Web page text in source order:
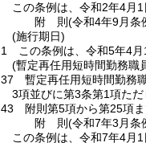
この条例は、令和2年4月1
附 則(令和4年9月条
(施行期日)
1
この条例は、令和5年4月
(暫定再任用短時間勤務職
37
暫定再任用短時間勤務
3項並びに第3条第1項ただ
43
附則第5項から第25項
附 則(令和7年3月条
この条例は、令和7年4月1